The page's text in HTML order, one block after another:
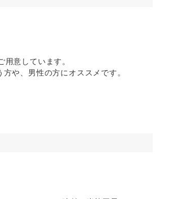
意しています。
や、男性の方にオススメです。